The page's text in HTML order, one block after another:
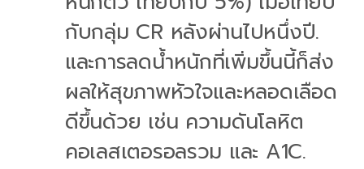
กับกลุ่ม CR หลังผ่านไปหนึ่งปี.
และการลดน้ำหนักที่เพิ่มขึ้นนี้ก็ส่ง
ผลให้สุขภาพหัวใจและหลอดเลือด
ดีขึ้นด้วย เช่น ความดันโลหิต
คอเลสเตอรอลรวม และ A1C.